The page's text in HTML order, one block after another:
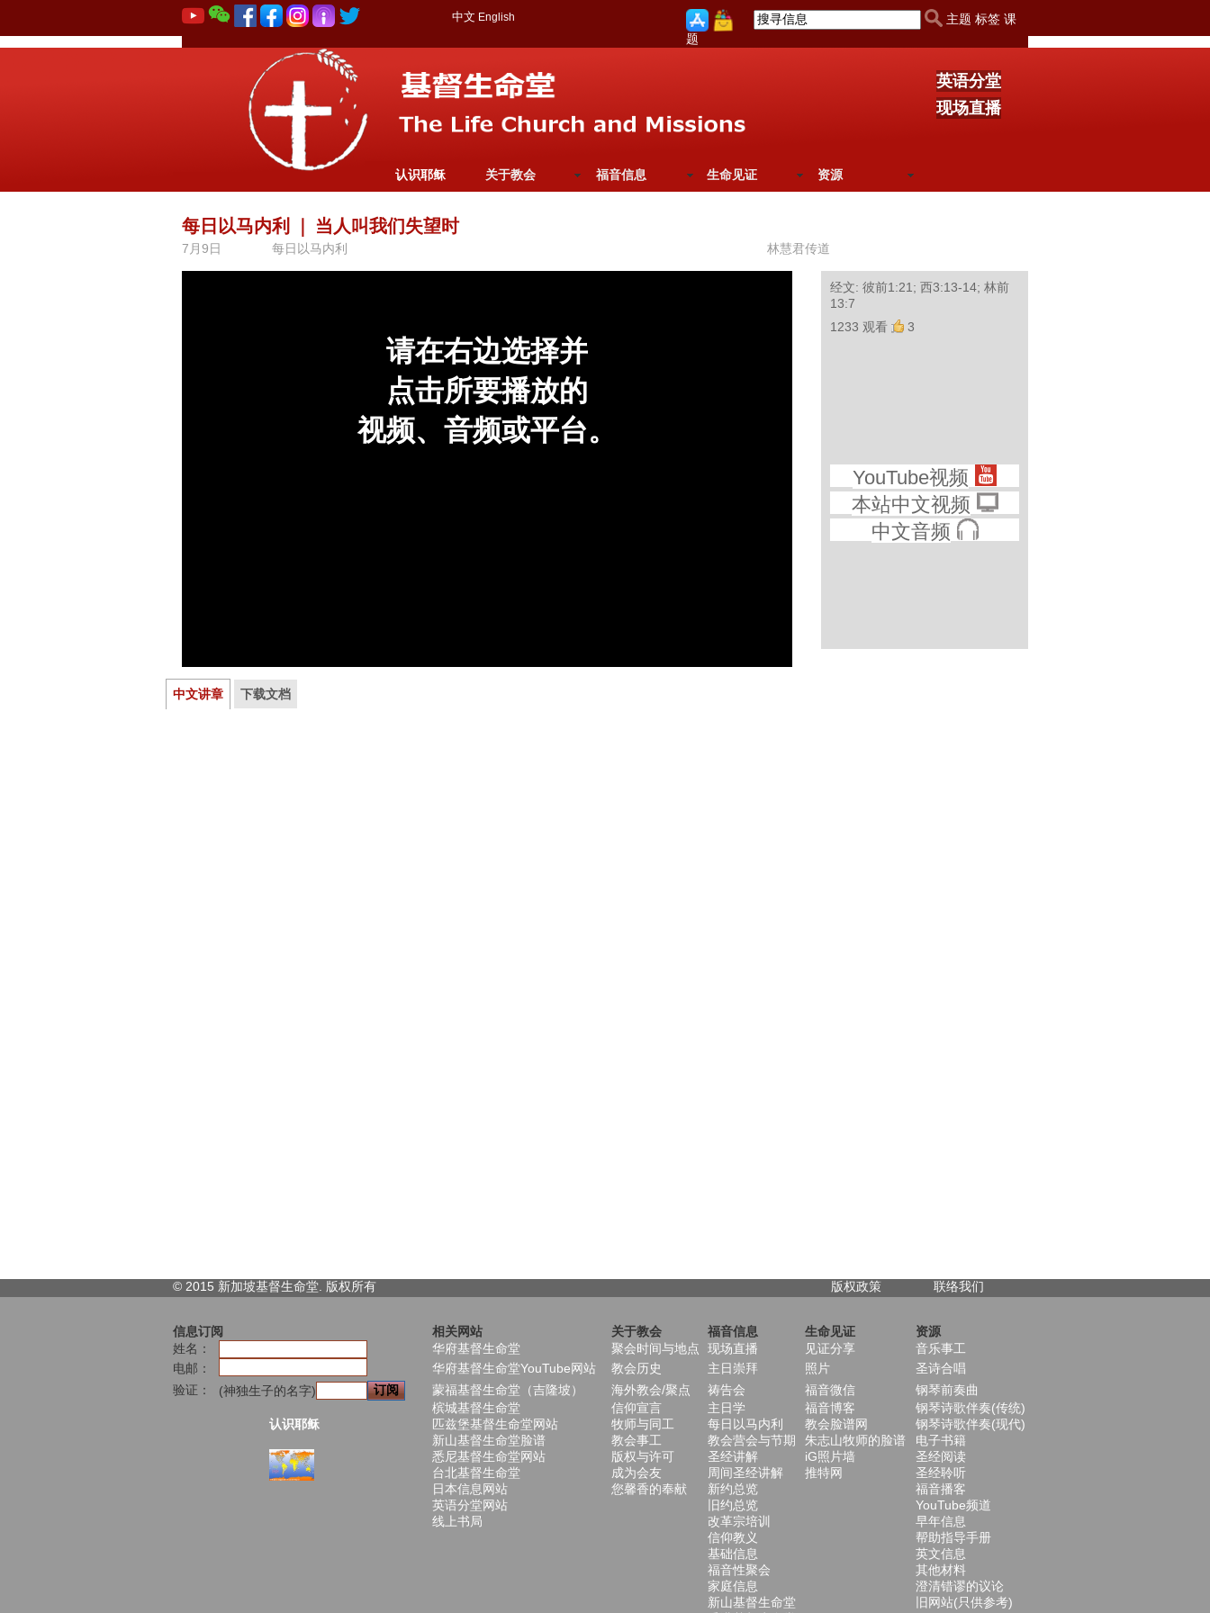
中文 English
主题 标签 课
题
英语分堂
现场直播
认识耶稣 关于教会 福音信息 生命见证 资源
每日以马内利 当人叫我们失望时
7月9日 每日以马内利 林慧君传道
经文: 彼前1:21; 西3:13-14; 林前
13:7
1233 观看
3
YouTube视频
本站中文视频
中文音频
中文讲章 下载文档
© 2015 新加坡基督生命堂. 版权所有 版权政策 联络我们
信息订阅 相关网站 关于教会 福音信息 生命见证
资源
姓名：
华府基督生命堂 聚会时间与地点 现场直播 见证分享
音乐事工
电邮：
华府基督生命堂YouTube网站 教会历史 主日崇拜 照片
圣诗合唱
验证：
(神独生子的名字) 蒙福基督生命堂（吉隆坡） 海外教会/聚点 祷告会 福音微信
钢琴前奏曲
槟城基督生命堂
信仰宣言 主日学 福音博客
钢琴诗歌伴奏(传统)
认识耶稣
匹兹堡基督生命堂网站 牧师与同工 每日以马内利 教会脸谱网
钢琴诗歌伴奏(现代)
新山基督生命堂脸谱
教会事工 教会营会与节期 朱志山牧师的脸谱
电子书籍
悉尼基督生命堂网站
版权与许可 圣经讲解 iG照片墙
圣经阅读
台北基督生命堂
成为会友 周间圣经讲解 推特网
圣经聆听
日本信息网站
您馨香的奉献 新约总览
福音播客
英语分堂网站
旧约总览
YouTube频道
线上书局
改革宗培训
早年信息
信仰教义
帮助指导手册
基础信息
英文信息
福音性聚会
其他材料
家庭信息
澄清错谬的议论
新山基督生命堂
旧网站(只供参考)